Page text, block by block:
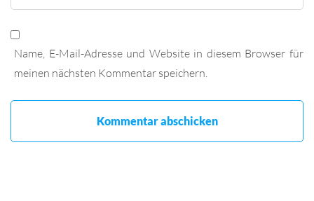
Name, E-Mail-Adresse und Website in diesem Browser für
meinen nächsten Kommentar speichern.